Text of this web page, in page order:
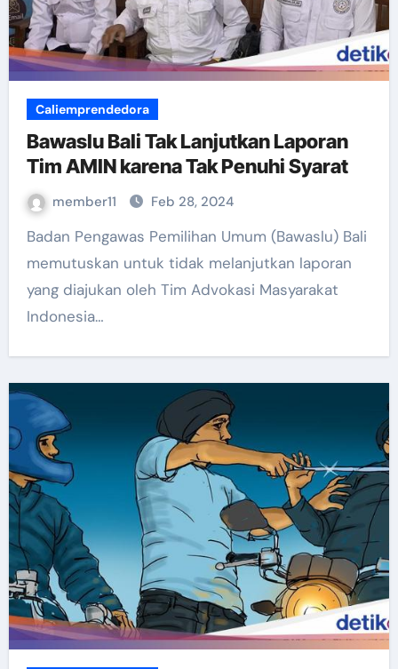
Caliemprendedora
Bawaslu Bali Tak Lanjutkan Laporan
Tim AMIN karena Tak Penuhi Syarat
member11 Feb 28, 2024
Badan Pengawas Pemilihan Umum (Bawaslu) Bali
memutuskan untuk tidak melanjutkan laporan
yang diajukan oleh Tim Advokasi Masyarakat
Indonesia…